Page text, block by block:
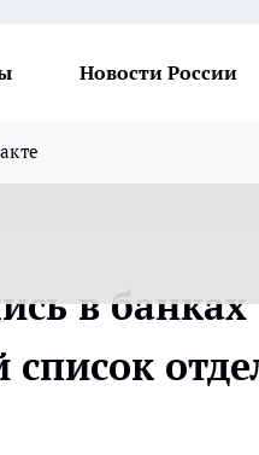
Новости России
в банках